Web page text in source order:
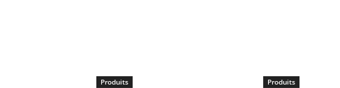
Produits Produits